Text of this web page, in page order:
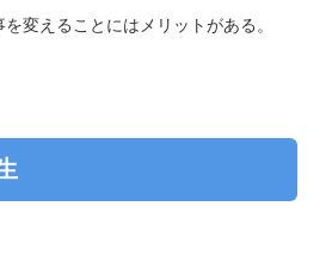
変えることにはメリットがある。